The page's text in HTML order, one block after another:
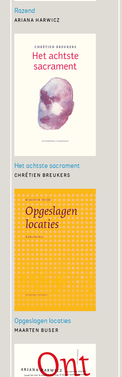
Razend
ariana harwicz
Het achtste sacrament
chrétien breukers
Opgeslagen locaties
maarten buser